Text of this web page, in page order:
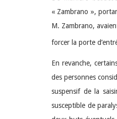
« Zambrano »,
M. Zambrano,
forcer la porte
En revanche,
des personnes
suspensif de la
susceptible de